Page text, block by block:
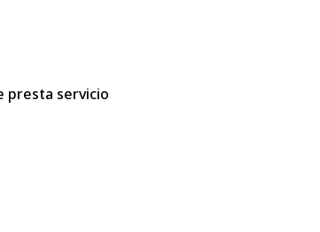
presta servicio